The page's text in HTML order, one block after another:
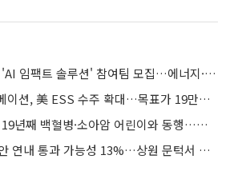
SK이노베이션, 'AI 임팩트 솔루션' 참여팀 모집…에너지·사회문제 솔루션 발굴
iM證 "SK이노베이션, 美 ESS 수주 확대…목표가 19만원↑"
SK이노베이션, 19년째 백혈병·소아암 어린이와 동행…누적 기부금 67억
美 클래리티 법안 연내 통과 가능성 13%…상원 문턱서 제동